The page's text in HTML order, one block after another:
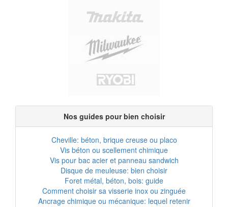
Nos guides pour bien choisir
Cheville: béton, brique creuse ou placo
Vis béton ou scellement chimique
Vis pour bac acier et panneau sandwich
Disque de meuleuse: bien choisir
Foret métal, béton, bois: guide
Comment choisir sa visserie inox ou zinguée
Ancrage chimique ou mécanique: lequel retenir